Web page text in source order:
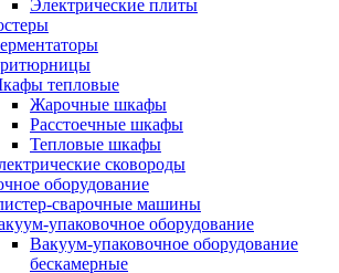
Электрические плиты
тепловые
Жарочные шкафы
Расстоечные шкафы
Тепловые шкафы
сковороды
оборудование
сварочные машины
упаковочное оборудование
Вакуум-упаковочное оборудование
беcкамерные